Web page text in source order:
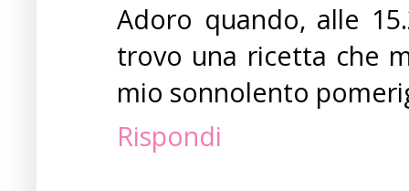
Adoro quando, alle
trovo una ricetta che
mio sonnolento
Rispondi